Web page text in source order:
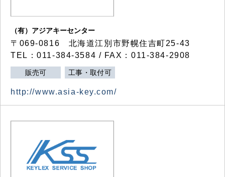
（有）アジアキーセンター
〒069-0816 北海道江別市野幌住吉町25-43
TEL：011-384-3584 / FAX：011-384-2908
販売可 工事・取付可
http://www.asia-key.com/